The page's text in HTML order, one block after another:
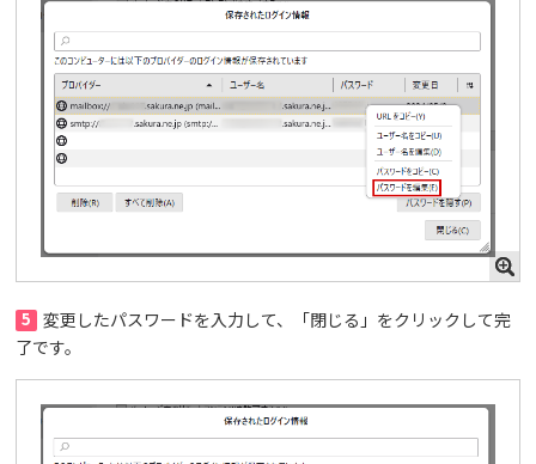
5
変更したパスワードを入力して、「閉じる」をクリックして完
了です。